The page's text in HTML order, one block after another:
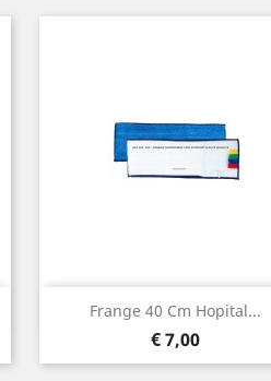
Frange 40 Cm Hopital...
Prijs
€ 7,00
Snel bekijken